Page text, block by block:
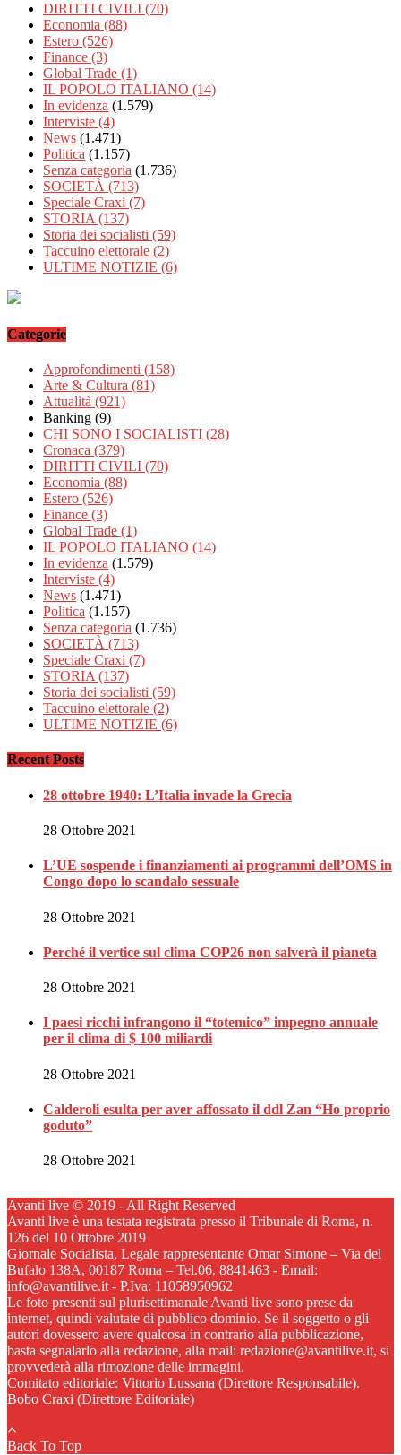
DIRITTI CIVILI (70)
Economia (88)
Estero (526)
Finance (3)
Global Trade (1)
IL POPOLO ITALIANO (14)
In evidenza (1.579)
Interviste (4)
News (1.471)
Politica (1.157)
Senza categoria (1.736)
SOCIETÀ (713)
Speciale Craxi (7)
STORIA (137)
Storia dei socialisti (59)
Taccuino elettorale (2)
ULTIME NOTIZIE (6)
Categorie
Approfondimenti (158)
Arte & Cultura (81)
Attualità (921)
Banking (9)
CHI SONO I SOCIALISTI (28)
Cronaca (379)
DIRITTI CIVILI (70)
Economia (88)
Estero (526)
Finance (3)
Global Trade (1)
IL POPOLO ITALIANO (14)
In evidenza (1.579)
Interviste (4)
News (1.471)
Politica (1.157)
Senza categoria (1.736)
SOCIETÀ (713)
Speciale Craxi (7)
STORIA (137)
Storia dei socialisti (59)
Taccuino elettorale (2)
ULTIME NOTIZIE (6)
Recent Posts
28 ottobre 1940: L’Italia invade la Grecia
28 Ottobre 2021
L’UE sospende i finanziamenti ai programmi dell’OMS in
Congo dopo lo scandalo sessuale
28 Ottobre 2021
Perché il vertice sul clima COP26 non salverà il pianeta
28 Ottobre 2021
I paesi ricchi infrangono il “totemico” impegno annuale
per il clima di $ 100 miliardi
28 Ottobre 2021
Calderoli esulta per aver affossato il ddl Zan “Ho proprio
goduto”
28 Ottobre 2021
Avanti live © 2019 - All Right Reserved
Avanti live è una testata registrata presso il Tribunale di Roma, n.
126 del 10 Ottobre 2019
Giornale Socialista, Legale rappresentante Omar Simone – Via del
Bufalo 138A, 00187 Roma – Tel.06. 8841463 - Email:
info@avantilive.it - P.Iva: 11058950962
Le foto presenti sul plurisettimanale Avanti live sono prese da
internet, quindi valutate di pubblico dominio. Se il soggetto o gli
autori dovessero avere qualcosa in contrario alla pubblicazione,
basta segnalarlo alla redazione, alla mail: redazione@avantilive.it, si
provvederà alla rimozione delle immagini.
Comitato editoriale: Vittorio Lussana (Direttore Responsabile).
Bobo Craxi (Direttore Editoriale)
Back To Top